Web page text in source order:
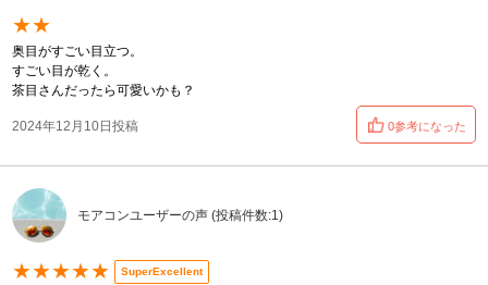
★★
奥目がすごい目立つ。
すごい目が乾く。
茶目さんだったら可愛いかも？
2024年12月10日投稿 0参考になった
モアコンユーザーの声 (投稿件数:1)
★★★★★ SuperExcellent